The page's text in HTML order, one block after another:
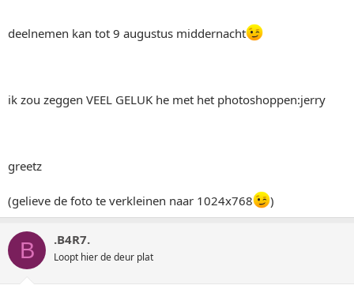
deelnemen kan tot 9 augustus middernacht
ik zou zeggen VEEL GELUK he met het photoshoppen:jerry
greetz
(gelieve de foto te verkleinen naar 1024x768 )
B .B4R7.
Loopt hier de deur plat